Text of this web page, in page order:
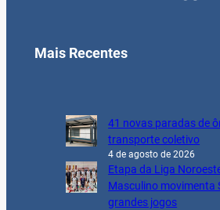
Mais Recentes
41 novas paradas de
transporte coletivo
4 de agosto de 2026
Etapa da Liga
Masculino movimenta
grandes jogos